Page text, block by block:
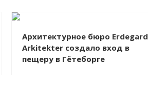
Архитектурное бюро Erdegard
Arkitekter создало вход в
пещеру в Гётеборге